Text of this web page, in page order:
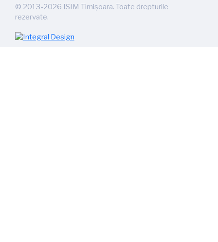
© 2013-2026 ISIM Timișoara. Toate drepturile
rezervate.